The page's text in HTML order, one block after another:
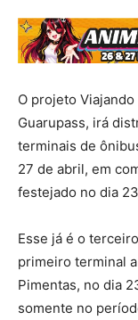
O projeto
Guarupass, irá
terminais de
27 de abril, em
festejado no dia
Esse já é o
primeiro terminal
Pimentas, no dia
somente no